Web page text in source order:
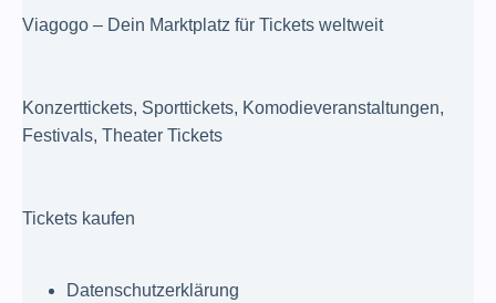
Viagogo – Dein Marktplatz für Tickets weltweit
Konzerttickets, Sporttickets, Komodieveranstaltungen,
Festivals, Theater Tickets
Tickets kaufen
Datenschutzerklärung